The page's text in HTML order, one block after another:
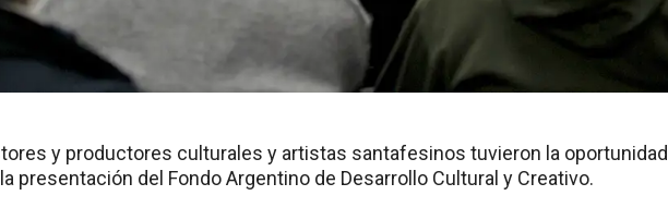
y productores culturales y artistas santafesinos tuvieron la oportunidad
presentación del Fondo Argentino de Desarrollo Cultural y Creativo.